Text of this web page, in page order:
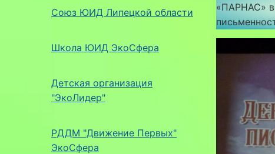
Союз ЮИД Липецкой области
Школа ЮИД ЭкоСфера
Детская организация
"ЭкоЛидер"
РДДМ "Движение Первых"
ЭкоСфера
«ПАРНАС» в